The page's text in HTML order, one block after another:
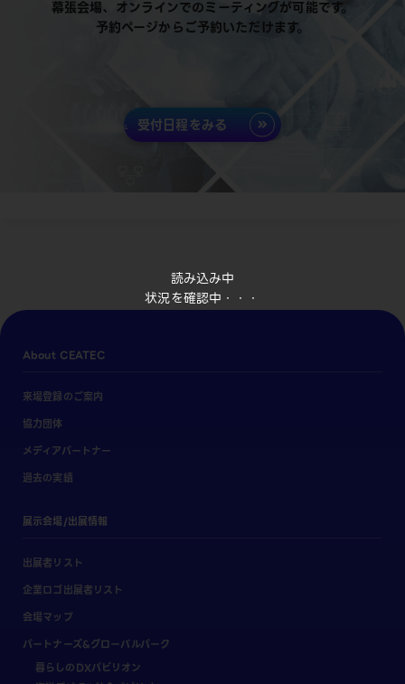
読み込み中
状況を確認中・・・
幕張会場、オンラインでのミーティングが可能です。
予約ページからご予約いただけます。
受付日程をみる
About CEATEC
来場登録のご案内
協力団体
メディアパートナー
過去の実績
展示会場/出展情報
出展者リスト
企業ロゴ出展者リスト
会場マップ
パートナーズ&グローバルパーク
暮らしのDXパビリオン